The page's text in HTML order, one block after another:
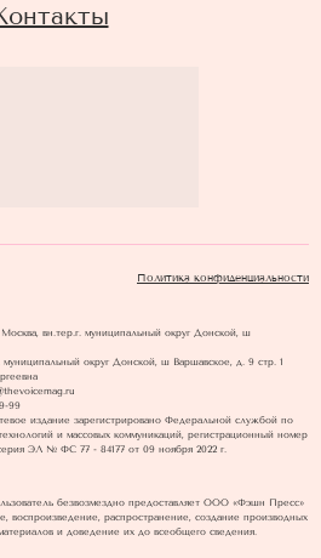
Политика конфиденциальности
вн.тер.г. муниципальный округ Донской, ш
муниципальный округ Донской, ш Варшавское, д. 9 стр. 1
99
издание зарегистрировано Федеральной службой по
и массовых коммуникаций, регистрационный номер
ЭЛ № ФС 77 - 84177 от 09 ноября 2022 г.
безвозмездно предоставляет ООО «Фэшн Пресс»
воспроизведение, распространение, создание производных
и доведение их до всеобщего сведения.